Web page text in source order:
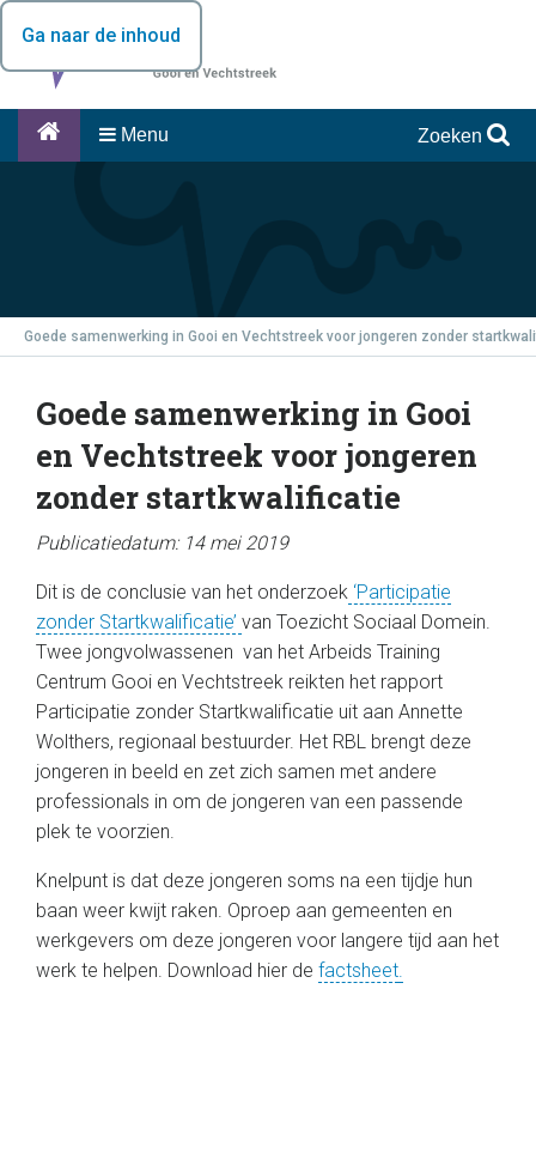
Ga naar de inhoud
Menu Zoeken
Goede samenwerking in Gooi en Vechtstreek voor jongeren zonder
Goede samenwerking in Gooi
en Vechtstreek voor jongeren
zonder startkwalificatie
Publicatiedatum: 14 mei 2019
Dit is de conclusie van het onderzoek ‘Participatie
zonder Startkwalificatie’ van Toezicht Sociaal Domein.
Twee jongvolwassenen van het Arbeids Training
Centrum Gooi en Vechtstreek reikten het rapport
Participatie zonder Startkwalificatie uit aan Annette
Wolthers, regionaal bestuurder. Het RBL brengt deze
jongeren in beeld en zet zich samen met andere
professionals in om de jongeren van een passende
plek te voorzien.
Knelpunt is dat deze jongeren soms na een tijdje hun
baan weer kwijt raken. Oproep aan gemeenten en
werkgevers om deze jongeren voor langere tijd aan het
werk te helpen. Download hier de factsheet.